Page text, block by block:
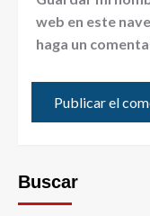
web en este
haga un
Buscar